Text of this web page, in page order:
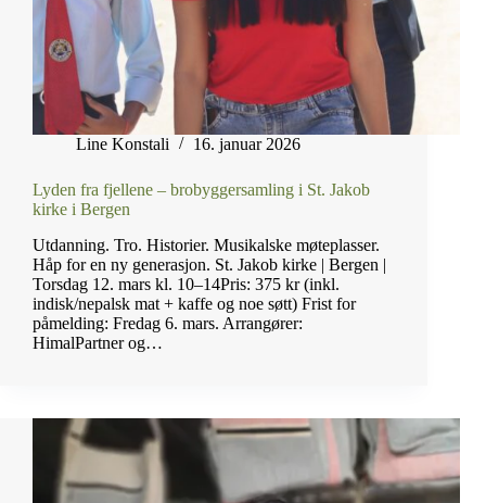
Line Konstali 16. januar 2026
Lyden fra fjellene – brobyggersamling i St. Jakob
kirke i Bergen
Utdanning. Tro. Historier. Musikalske møteplasser.
Håp for en ny generasjon. St. Jakob kirke | Bergen |
Torsdag 12. mars kl. 10–14Pris: 375 kr (inkl.
indisk/nepalsk mat + kaffe og noe søtt) Frist for
påmelding: Fredag 6. mars. Arrangører:
HimalPartner og…